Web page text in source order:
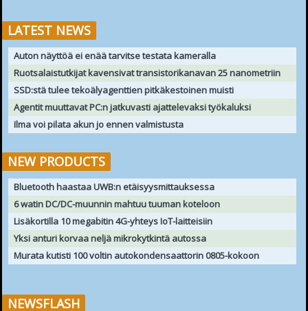
LATEST NEWS
Auton näyttöä ei enää tarvitse testata kameralla
Ruotsalaistutkijat kavensivat transistorikanavan 25 nanometriin
SSD:stä tulee tekoälyagenttien pitkäkestoinen muisti
Agentit muuttavat PC:n jatkuvasti ajattelevaksi työkaluksi
Ilma voi pilata akun jo ennen valmistusta
NEW PRODUCTS
Bluetooth haastaa UWB:n etäisyysmittauksessa
6 watin DC/DC-muunnin mahtuu tuuman koteloon
Lisäkortilla 10 megabitin 4G-yhteys IoT-laitteisiin
Yksi anturi korvaa neljä mikrokytkintä autossa
Murata kutisti 100 voltin autokondensaattorin 0805-kokoon
NEWSFLASH